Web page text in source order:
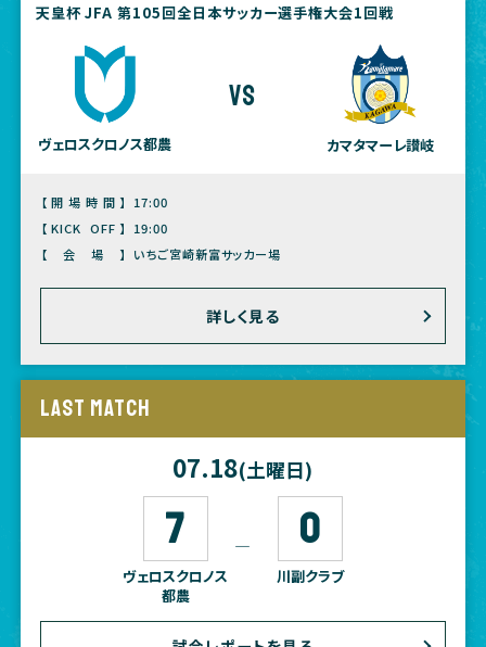
天皇杯 JFA 第105回全日本サッカー選手権大会1回戦
ヴェロスクロノス都農
vs
カマタマーレ讃岐
【開場時間】
17:00
【KICK OFF】
19:00
【会場】
いちご宮崎新富サッカー場
詳しく見る
LAST MATCH
07.18(土曜日)
7
ヴェロスクロノス
都農
― 0
川副クラブ